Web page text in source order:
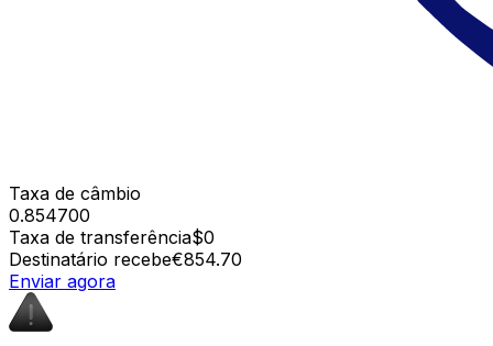
Taxa de câmbio
0.854700
Taxa de transferência$0
Destinatário recebe€854.70
Enviar agora